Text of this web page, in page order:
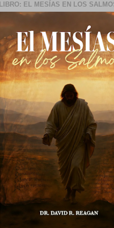
LIBRO: EL MESÍAS EN LOS